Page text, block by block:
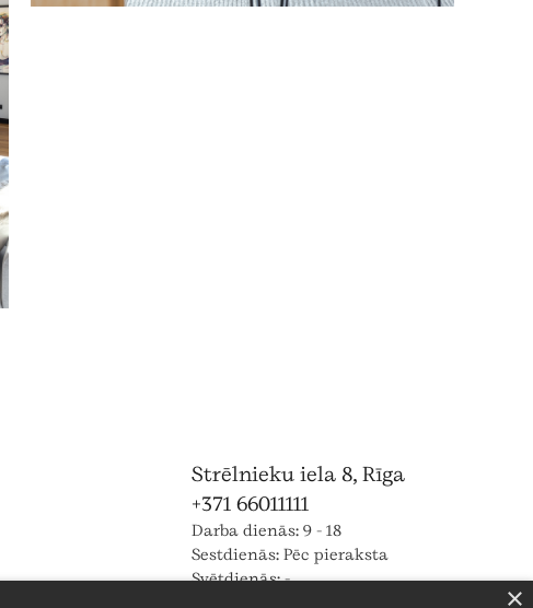
Strēlnieku iela 8, Rīga
+371 66011111
Darba dienās: 9 - 18
Sestdienās: Pēc pieraksta
Svētdienās: -
×